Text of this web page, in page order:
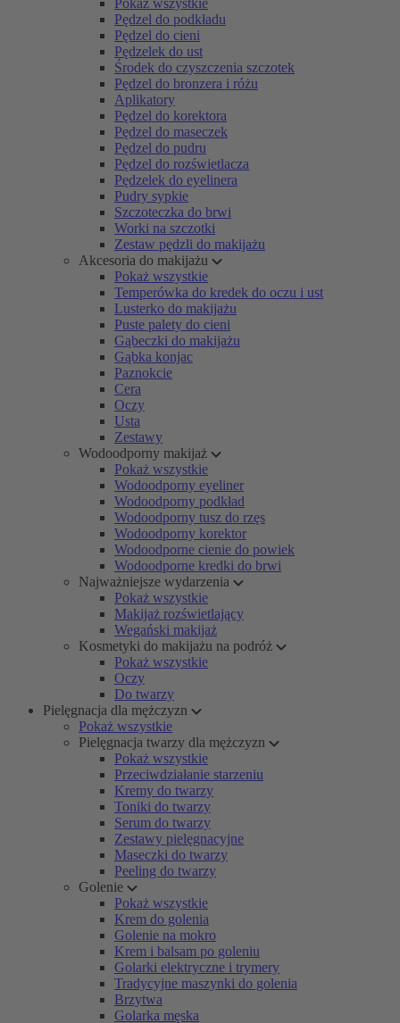
Pokaż wszystkie
Pędzel do podkładu
Pędzel do cieni
Pędzelek do ust
Środek do czyszczenia szczotek
Pędzel do bronzera i różu
Aplikatory
Pędzel do korektora
Pędzel do maseczek
Pędzel do pudru
Pędzel do rozświetlacza
Pędzelek do eyelinera
Pudry sypkie
Szczoteczka do brwi
Worki na szczotki
Zestaw pędzli do makijażu
Akcesoria do makijażu
Pokaż wszystkie
Temperówka do kredek do oczu i ust
Lusterko do makijażu
Puste palety do cieni
Gąbeczki do makijażu
Gąbka konjac
Paznokcie
Cera
Oczy
Usta
Zestawy
Wodoodporny makijaż
Pokaż wszystkie
Wodoodporny eyeliner
Wodoodporny podkład
Wodoodporny tusz do rzęs
Wodoodporny korektor
Wodoodporne cienie do powiek
Wodoodporne kredki do brwi
Najważniejsze wydarzenia
Pokaż wszystkie
Makijaż rozświetlający
Wegański makijaż
Kosmetyki do makijażu na podróż
Pokaż wszystkie
Oczy
Do twarzy
Pielęgnacja dla mężczyzn
Pokaż wszystkie
Pielęgnacja twarzy dla mężczyzn
Pokaż wszystkie
Przeciwdziałanie starzeniu
Kremy do twarzy
Toniki do twarzy
Serum do twarzy
Zestawy pielęgnacyjne
Maseczki do twarzy
Peeling do twarzy
Golenie
Pokaż wszystkie
Krem do golenia
Golenie na mokro
Krem i balsam po goleniu
Golarki elektryczne i trymery
Tradycyjne maszynki do golenia
Brzytwa
Golarka męska